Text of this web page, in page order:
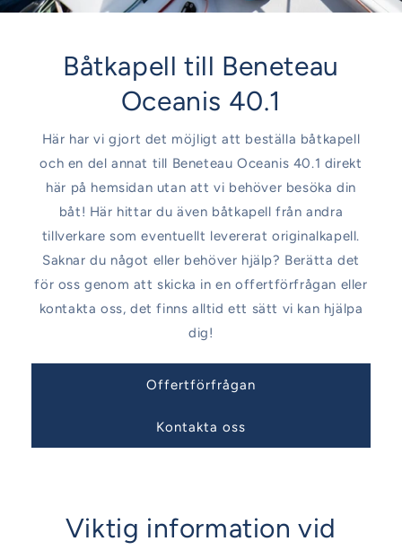
Båtkapell till Beneteau
Oceanis 40.1
Här har vi gjort det möjligt att beställa båtkapell
och en del annat till Beneteau Oceanis 40.1 direkt
här på hemsidan utan att vi behöver besöka din
båt! Här hittar du även båtkapell från andra
tillverkare som eventuellt levererat originalkapell.
Saknar du något eller behöver hjälp? Berätta det
för oss genom att skicka in en offertförfrågan eller
kontakta oss, det finns alltid ett sätt vi kan hjälpa
dig!
Offertförfrågan
Kontakta oss
Viktig information vid